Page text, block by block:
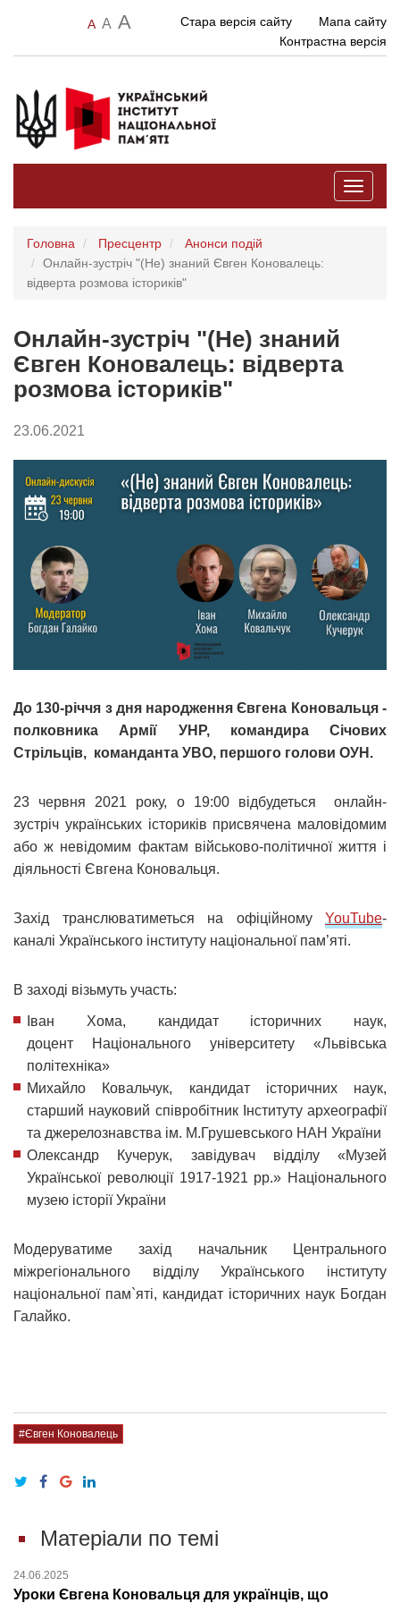
A A A Стара версія сайту
Мапа сайту
Контрастна версія
Toggle
Головна Пресцентр
Анонси подій
Онлайн-зустріч "(Не) знаний Євген Коновалець:
відверта розмова істориків"
Онлайн-зустріч "(Не) знаний
Євген Коновалець: відверта
розмова істориків"
23.06.2021
До 130-річчя з дня народження Євгена Коновальця -
полковника Армії УНР, командира Січових
Стрільців, команданта УВО, першого голови ОУН.
23 червня 2021 року, о 19:00 відбудеться онлайн-
зустріч українських істориків присвячена маловідомим
або ж невідомим фактам військово-політичної життя і
діяльності Євгена Коновальця.
Захід транслюватиметься на офіційному YouTube-
каналі Українського інституту національної пам’яті.
В заході візьмуть участь:
Іван Хома, кандидат історичних наук,
доцент Національного університету «Львівська
політехніка»
Михайло Ковальчук, кандидат історичних наук,
старший науковий співробітник Інституту археографії
та джерелознавства ім. М.Грушевського НАН України
Олександр Кучерук, завідувач відділу «Музей
Української революції 1917-1921 рр.» Національного
музею історії України
Модеруватиме захід начальник Центрального
міжрегіонального відділу Українського інституту
національної пам`яті, кандидат історичних наук Богдан
Галайко.
#Євген Коновалець
Матеріали по темі
24.06.2025
Уроки Євгена Коновальця для українців, що